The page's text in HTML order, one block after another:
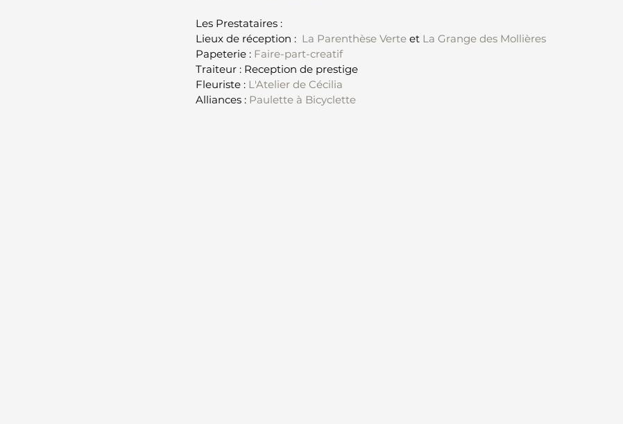
Les Prestataires :
Lieux de réception : La Parenthèse Verte et La Grange des Mollières
Papeterie : Faire-part-creatif
Traiteur : Reception de prestige
Fleuriste : L'Atelier de Cécilia
Alliances : Paulette à Bicyclette